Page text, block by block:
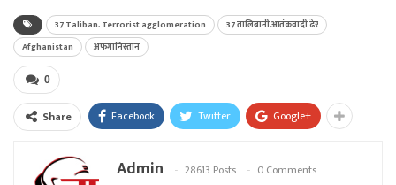
37 Taliban. Terrorist agglomeration
37 तालिबानी.आतंकवादी ढेर
Afghanistan
अफगानिस्तान
0
Share Facebook Twitter Google+
Admin 28613 Posts 0 Comments